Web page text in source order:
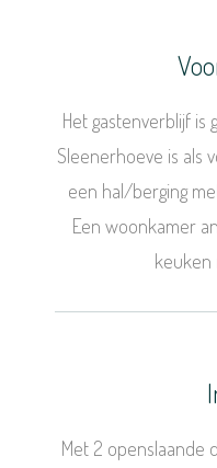
Het gastenverblijf is
Sleenerhoeve is als
een hal/berging
Een woonkamer
keuken
Met 2 openslaande